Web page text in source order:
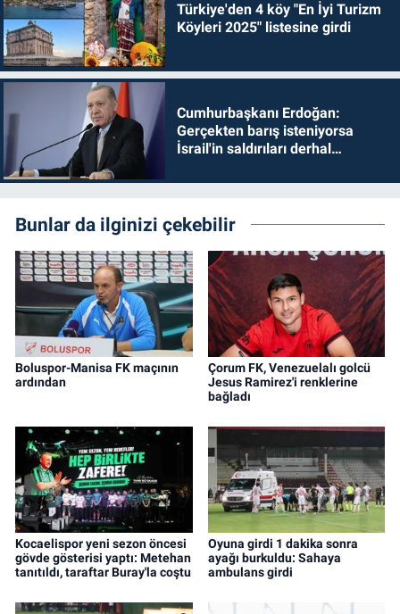
Türkiye'den 4 köy "En İyi Turizm
Köyleri 2025" listesine girdi
Cumhurbaşkanı Erdoğan:
Gerçekten barış isteniyorsa
İsrail'in saldırıları derhal
Bunlar da ilginizi çekebilir
Boluspor-Manisa FK maçının
ardından
Çorum FK, Venezuelalı golcü
Jesus Ramirez'i renklerine
bağladı
Kocaelispor yeni sezon öncesi
gövde gösterisi yaptı: Metehan
tanıtıldı, taraftar Buray'la coştu
Oyuna girdi 1 dakika sonra
ayağı burkuldu: Sahaya
ambulans girdi